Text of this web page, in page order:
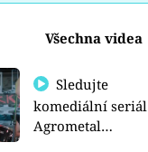
Všechna videa
Sledujte
komediální seriál
Agrometal